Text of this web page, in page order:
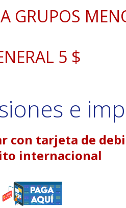
GRUPOS
5 $
e
con tarjeta de
internacional